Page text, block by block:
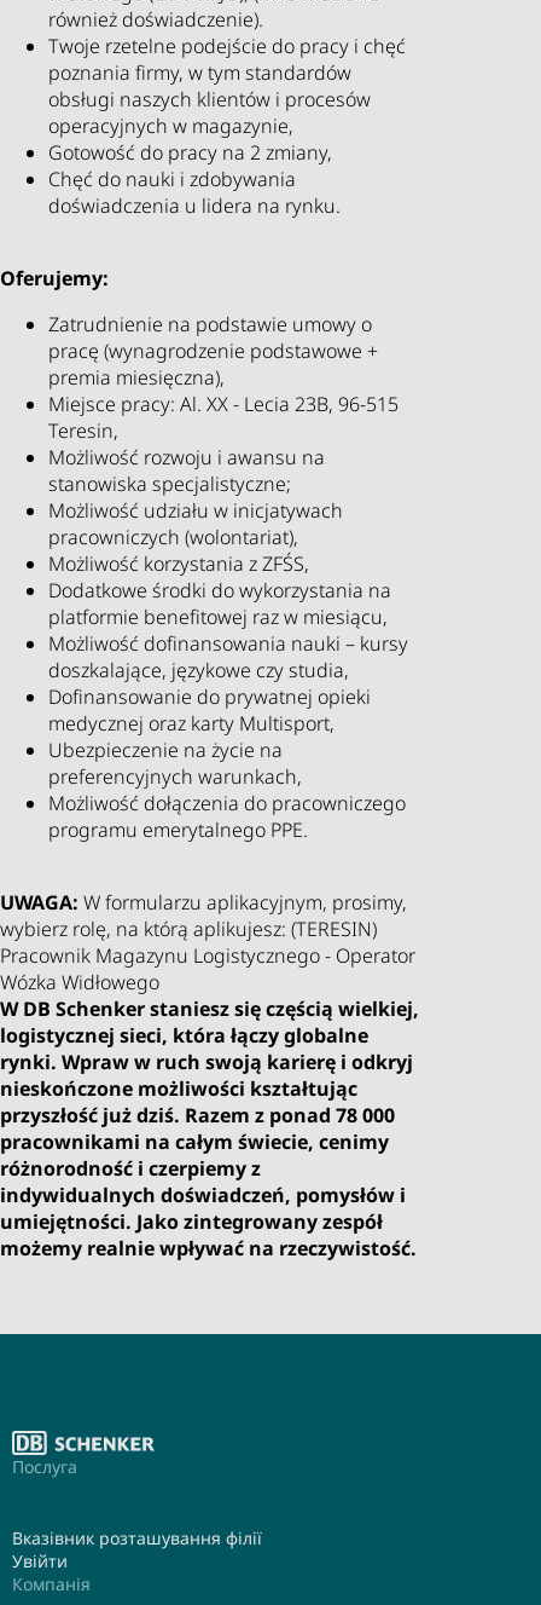
również doświadczenie).
Twoje rzetelne podejście do pracy i chęć
poznania firmy, w tym standardów
obsługi naszych klientów i procesów
operacyjnych w magazynie,
Gotowość do pracy na 2 zmiany,
Chęć do nauki i zdobywania
doświadczenia u lidera na rynku.
Oferujemy:
Zatrudnienie na podstawie umowy o
pracę (wynagrodzenie podstawowe +
premia miesięczna),
Miejsce pracy: Al. XX - Lecia 23B, 96-515
Teresin,
Możliwość rozwoju i awansu na
stanowiska specjalistyczne;
Możliwość udziału w inicjatywach
pracowniczych (wolontariat),
Możliwość korzystania z ZFŚS,
Dodatkowe środki do wykorzystania na
platformie benefitowej raz w miesiącu,
Możliwość dofinansowania nauki – kursy
doszkalające, językowe czy studia,
Dofinansowanie do prywatnej opieki
medycznej oraz karty Multisport,
Ubezpieczenie na życie na
preferencyjnych warunkach,
Możliwość dołączenia do pracowniczego
programu emerytalnego PPE.
UWAGA: W formularzu aplikacyjnym, prosimy,
wybierz rolę, na którą aplikujesz: (TERESIN)
Pracownik Magazynu Logistycznego - Operator
Wózka Widłowego
W DB Schenker staniesz się częścią wielkiej,
logistycznej sieci, która łączy globalne
rynki. Wpraw w ruch swoją karierę i odkryj
nieskończone możliwości kształtując
przyszłość już dziś. Razem z ponad 78 000
pracownikami na całym świecie, cenimy
różnorodność i czerpiemy z
indywidualnych doświadczeń, pomysłów i
umiejętności. Jako zintegrowany zespół
możemy realnie wpływać na rzeczywistość.
Послуга
Вказівник розташування філії
Увійти
Компанія